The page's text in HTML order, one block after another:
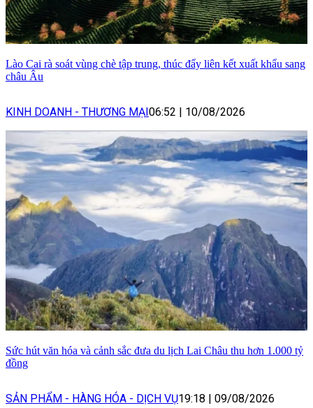
Lào Cai rà soát vùng chè tập trung, thúc đẩy liên kết xuất khẩu sang
châu Âu
KINH DOANH - THƯƠNG MẠI 06:52 10/08/2026
Sức hút văn hóa và cảnh sắc đưa du lịch Lai Châu thu hơn 1.000 tỷ
đồng
SẢN PHẨM - HÀNG HÓA - DỊCH VỤ19:18 09/08/2026